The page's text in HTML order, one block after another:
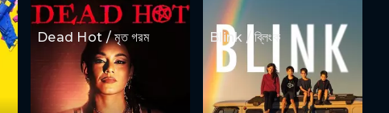
Dead Hot / মৃত গরম Blink / ব্লিংক